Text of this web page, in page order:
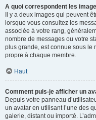
A quoi correspondent les
Il y a deux images qui peuvent
lorsque vous consultez les
associée à votre rang,
nombre de messages ou votre
plus grande, est connue sous le
propre à chaque membre.
Haut
Comment puis-je afficher un
Depuis votre panneau
un avatar en utilisant l’une des
galerie, distant ou importé.